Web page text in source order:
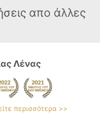
απο άλλες
Λένας
περισσότερα >>